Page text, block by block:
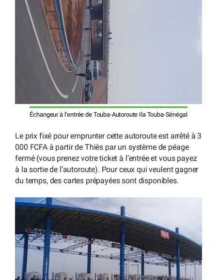
Échangeur à l’entrée de Touba-Autoroute Ila Touba-Sénégal
Le prix fixé pour emprunter cette autoroute est arrêté à 3
000 FCFA à partir de Thiès par un système de péage
fermé (vous prenez votre ticket à l’entrée et vous payez
à la sortie de l’autoroute). Pour ceux qui veulent gagner
du temps, des cartes prépayées sont disponibles.